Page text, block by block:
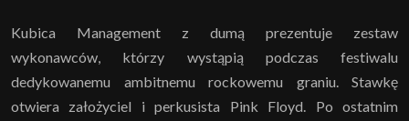
Kubica Management z dumą prezentuje zestaw
wykonawców, którzy wystąpią podczas festiwalu
dedykowanemu ambitnemu rockowemu graniu. Stawkę
otwiera założyciel i perkusista Pink Floyd. Po ostatnim